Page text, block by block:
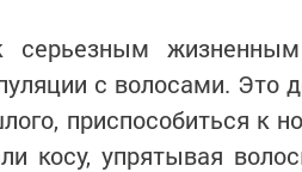
серьезным
с волосами. Это
приспособиться к
косу, упрятывая